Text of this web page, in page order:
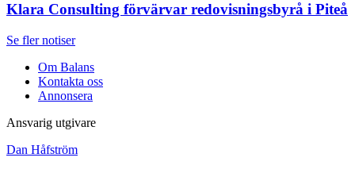
Klara Consulting förvärvar redovisningsbyrå i Piteå
Se fler notiser
Om Balans
Kontakta oss
Annonsera
Ansvarig utgivare
Dan Håfström